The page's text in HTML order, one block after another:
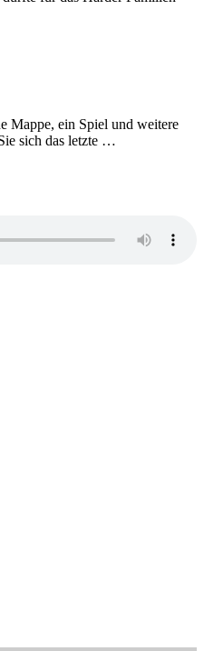
Mappe, ein Spiel und weitere
sich das letzte …